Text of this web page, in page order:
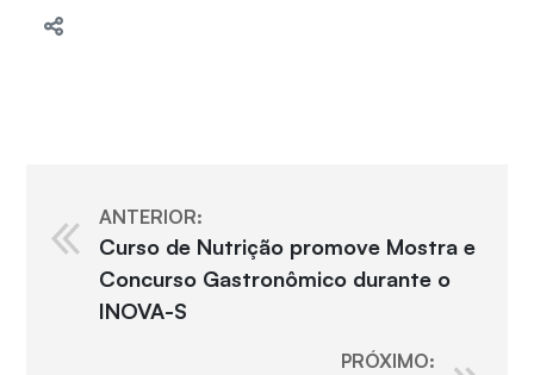
ANTERIOR:
Curso de Nutrição promove Mostra e
Concurso Gastronômico durante o
INOVA-S
PRÓXIMO: